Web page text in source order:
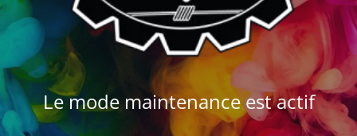
Le mode maintenance est actif